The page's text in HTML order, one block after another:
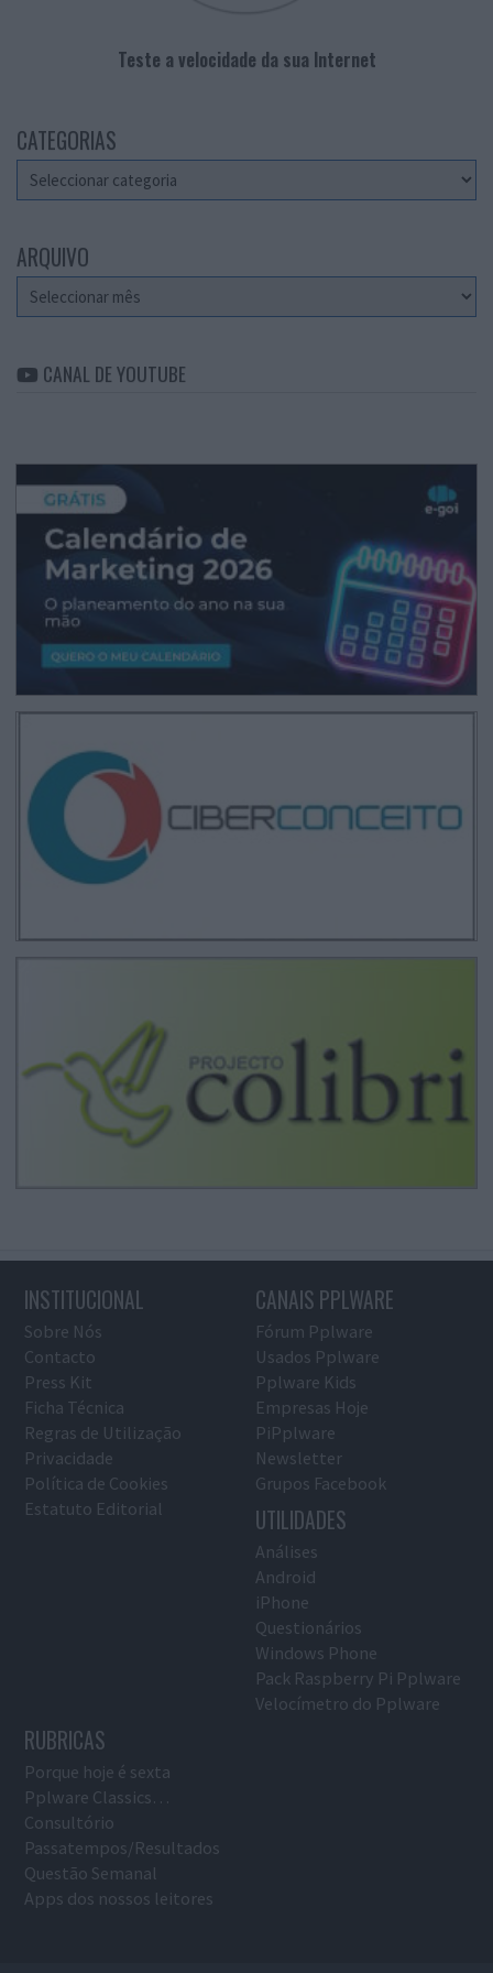
Teste a velocidade da sua Internet
CATEGORIAS
Categorias
ARQUIVO
Arquivo
CANAL DE YOUTUBE
INSTITUCIONAL
Sobre Nós
Contacto
Press Kit
Ficha Técnica
Regras de Utilização
Privacidade
Política de Cookies
Estatuto Editorial
CANAIS PPLWARE
Fórum Pplware
Usados Pplware
Pplware Kids
Empresas Hoje
PiPplware
Newsletter
Grupos Facebook
UTILIDADES
Análises
Android
iPhone
Questionários
Windows Phone
Pack Raspberry Pi Pplware
Velocímetro do Pplware
RUBRICAS
Porque hoje é sexta
Pplware Classics…
Consultório
Passatempos/Resultados
Questão Semanal
Apps dos nossos leitores